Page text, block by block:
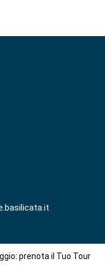
prenota il Tuo Tour